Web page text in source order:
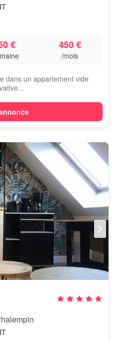
€ 450 €
/mois
dans un appartement vide